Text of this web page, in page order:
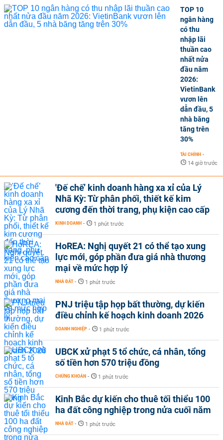
TOP 10
ngân hàng
có thu
nhập lãi
thuần cao
nhất nửa
đầu năm
2026:
VietinBank
vươn lên
dẫn đầu, 5
nhà băng
tăng trên
30%
TÀI CHÍNH -
14 giờ trước
'Đế chế’ kinh doanh hàng xa xỉ của Lý
Nhã Kỳ: Từ phân phối, thiết kế kim
cương đến thời trang, phụ kiện cao cấp
KINH DOANH - 1 phút trước
HoREA: Nghị quyết 21 có thể tạo xung
lực mới, góp phần đưa giá nhà thương
mại về mức hợp lý
NHÀ ĐẤT - 1 phút trước
PNJ triệu tập họp bất thường, dự kiến
điều chỉnh kế hoạch kinh doanh 2026
DOANH NGHIỆP - 1 phút trước
UBCK xử phạt 5 tổ chức, cá nhân, tổng
số tiền hơn 570 triệu đồng
CHỨNG KHOÁN - 1 phút trước
Kinh Bắc dự kiến cho thuê tối thiểu 100
ha đất công nghiệp trong nửa cuối năm
NHÀ ĐẤT - 1 phút trước